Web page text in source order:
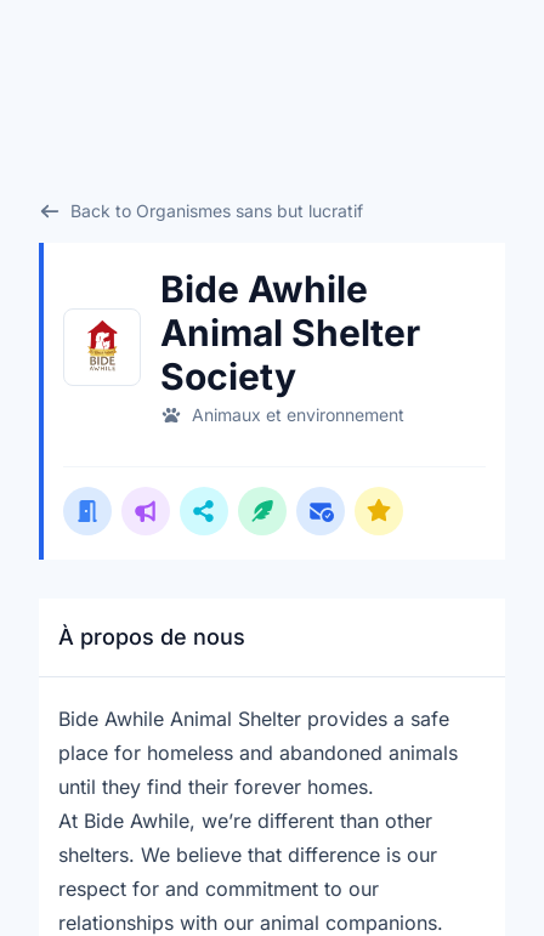
Back to Organismes sans but lucratif
Bide Awhile
Animal Shelter
Society
Animaux et environnement
À propos de nous
Bide Awhile Animal Shelter provides a safe
place for homeless and abandoned animals
until they find their forever homes.
At Bide Awhile, we’re different than other
shelters. We believe that difference is our
respect for and commitment to our
relationships with our animal companions.